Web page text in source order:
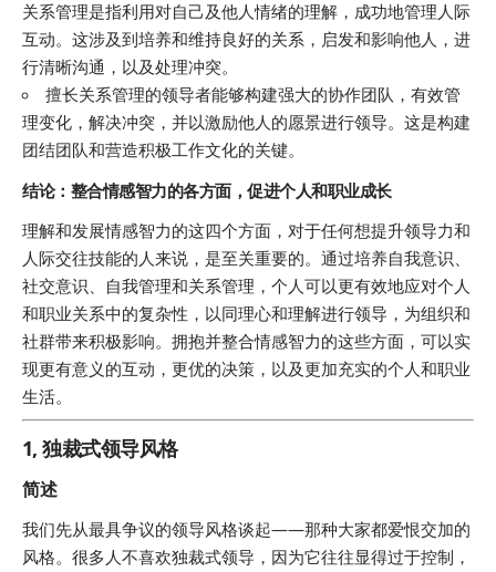
关系管理是指利用对自己及他人情绪的理解，成功地管理人际
互动。这涉及到培养和维持良好的关系，启发和影响他人，进
行清晰沟通，以及处理冲突。
擅长关系管理的领导者能够构建强大的协作团队，有效管
理变化，解决冲突，并以激励他人的愿景进行领导。这是构建
团结团队和营造积极工作文化的关键。
结论：整合情感智力的各方面，促进个人和职业成长
理解和发展情感智力的这四个方面，对于任何想提升领导力和
人际交往技能的人来说，是至关重要的。通过培养自我意识、
社交意识、自我管理和关系管理，个人可以更有效地应对个人
和职业关系中的复杂性，以同理心和理解进行领导，为组织和
社群带来积极影响。拥抱并整合情感智力的这些方面，可以实
现更有意义的互动，更优的决策，以及更加充实的个人和职业
生活。
1, 独裁式领导风格
简述
我们先从最具争议的领导风格谈起——那种大家都爱恨交加的
风格。很多人不喜欢独裁式领导，因为它往往显得过于控制，